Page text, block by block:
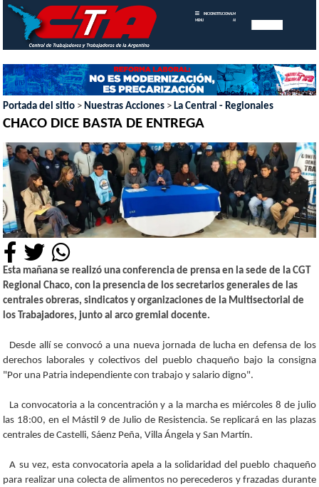
MENU
INICIOINSTITUCIONAL MEMORIAS
ANUALES
Portada del sitio > Nuestras Acciones > La Central - Regionales
CHACO DICE BASTA DE ENTREGA
Esta mañana se realizó una conferencia de prensa en la sede de la CGT
Regional Chaco, con la presencia de los secretarios generales de las
centrales obreras, sindicatos y organizaciones de la Multisectorial de
los Trabajadores, junto al arco gremial docente.
Desde allí se convocó a una nueva jornada de lucha en defensa de los
derechos laborales y colectivos del pueblo chaqueño bajo la consigna
"Por una Patria independiente con trabajo y salario digno".
La convocatoria a la concentración y a la marcha es miércoles 8 de julio
las 18:00, en el Mástil 9 de Julio de Resistencia. Se replicará en las plazas
centrales de Castelli, Sáenz Peña, Villa Ángela y San Martín.
A su vez, esta convocatoria apela a la solidaridad del pueblo chaqueño
para realizar una colecta de alimentos no perecederos y frazadas durante